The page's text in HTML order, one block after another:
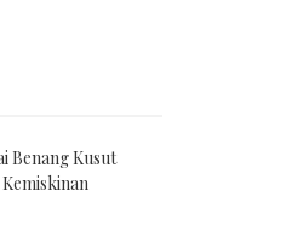
Benang Kusut